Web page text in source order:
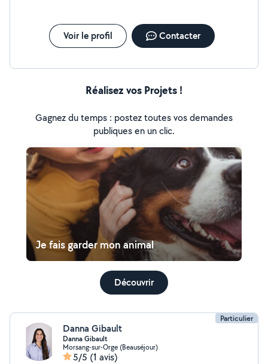
Voir le profil Contacter
Réalisez vos Projets !
Gagnez du temps : postez toutes vos demandes
publiques en un clic.
Je fais garder mon animal
Découvrir
Particulier
Danna Gibault
Danna Gibault
Morsang-sur-Orge (Beauséjour)
5/5 (1 avis)